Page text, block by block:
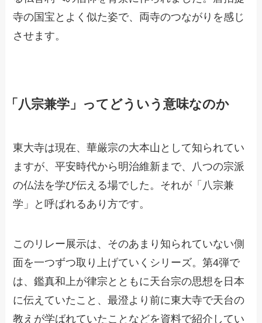
寺の国宝とよく似た姿で、両寺のつながりを感じ
させます。
「八宗兼学」ってどういう意味なのか
東大寺は現在、華厳宗の大本山として知られてい
ますが、平安時代から明治維新まで、八つの宗派
の仏法を学び伝える場でした。それが「八宗兼
学」と呼ばれるあり方です。
このリレー展示は、そのあまり知られていない側
面を一つずつ取り上げていくシリーズ。第4弾で
は、鑑真和上が律宗とともに天台宗の思想を日本
に伝えていたこと、最澄より前に東大寺で天台の
教えが学ばれていたことなどを資料で紹介してい